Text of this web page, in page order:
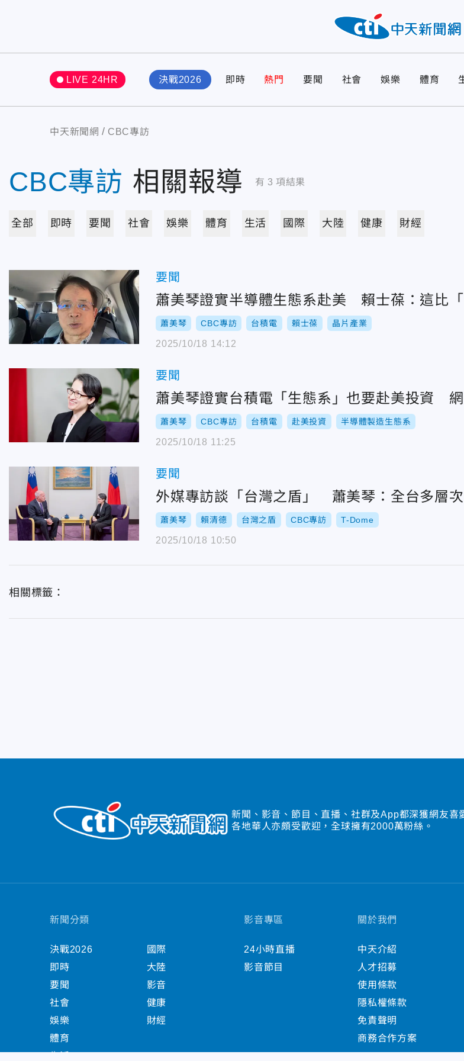
LIVE 24HR 決戰2026 即時 熱門 要聞 社會 娛樂 體育
中天新聞網 CBC專訪
CBC專訪 相關報導 有 3 項結果
全部 即時 要聞 社會 娛樂 體育 生活 國際 大陸 健康 財經
要聞
蕭美琴證實半導體生態系赴美 賴士葆：這比
蕭美琴 CBC專訪 台積電 賴士葆 晶片產業
2025/10/18 14:12
要聞
蕭美琴證實台積電「生態系」也要赴美投資
蕭美琴 CBC專訪 台積電 赴美投資 半導體製造生態系
2025/10/18 11:25
要聞
外媒專訪談「台灣之盾」 蕭美琴：全台多層
蕭美琴 賴清德 台灣之盾 CBC專訪 T-Dome
2025/10/18 10:50
相關標籤：
新聞、影音、節目、直播、社群及App都深獲網友喜
各地華人亦頗受歡迎，全球擁有2000萬粉絲。
新聞分類
決戰2026
即時
要聞
社會
娛樂
體育
國際
大陸
影音
健康
財經
影音專區
24小時直播
影音節目
關於我們
中天介紹
人才招募
使用條款
隱私權條款
免責聲明
商務合作方案